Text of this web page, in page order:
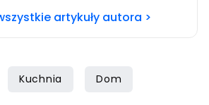
Przez ponad rok dbał o serwis
gotowaniem i pisaniem o
artykuły autora >
Kuchnia Dom